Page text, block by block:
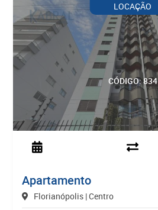
CÓDIGO: 834
LOCAÇÃO
Apartamento
Florianópolis | Centro